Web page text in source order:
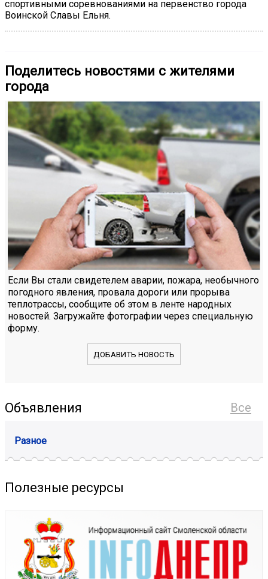
спортивными соревнованиями на первенство города
Воинской Славы Ельня.
Поделитесь новостями с жителями
города
Если Вы стали свидетелем аварии, пожара, необычного
погодного явления, провала дороги или прорыва
теплотрассы, сообщите об этом в ленте народных
новостей. Загружайте фотографии через специальную
форму.
ДОБАВИТЬ НОВОСТЬ
Все
Объявления
Разное
Полезные ресурсы